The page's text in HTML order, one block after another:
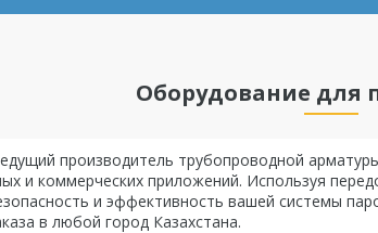
Оборудование для
производитель трубопроводной
и коммерческих приложений. Используя
и эффективность вашей системы
в любой город Казахстана.